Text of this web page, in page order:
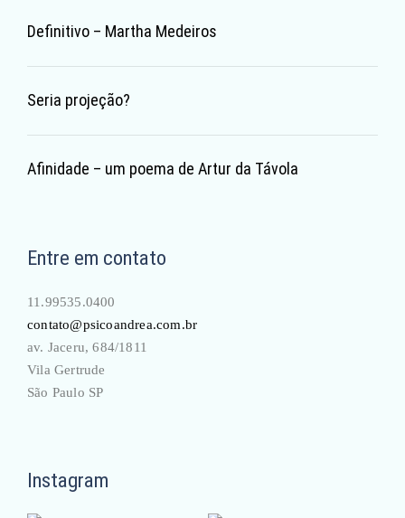
Definitivo – Martha Medeiros
Seria projeção?
Afinidade – um poema de Artur da Távola
Entre em contato
11.99535.0400
contato@psicoandrea.com.br
av. Jaceru, 684/1811
Vila Gertrude
São Paulo SP
Instagram